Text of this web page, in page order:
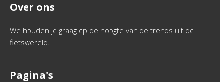
Over ons
We houden je graag op de hoogte van de trends uit de
fietswereld.
Pagina's